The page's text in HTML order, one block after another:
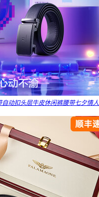
自动扣头层牛皮休闲裤腰带七夕情